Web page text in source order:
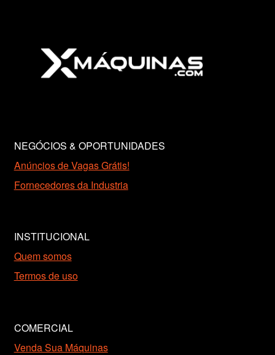
NEGÓCIOS & OPORTUNIDADES
Anúncios de Vagas Grátis!
Fornecedores da Industria
INSTITUCIONAL
Quem somos
Termos de uso
COMERCIAL
Venda Sua Máquinas